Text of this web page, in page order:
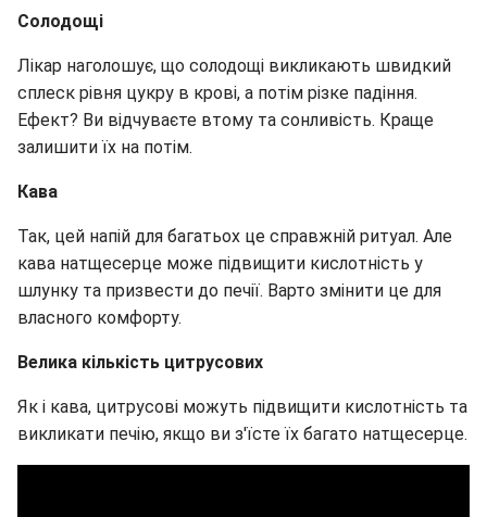
Солодощі
Лікар наголошує, що солодощі викликають швидкий
сплеск рівня цукру в крові, а потім різке падіння.
Ефект? Ви відчуваєте втому та сонливість. Краще
залишити їх на потім.
Кава
Так, цей напій для багатьох це справжній ритуал. Але
кава натщесерце може підвищити кислотність у
шлунку та призвести до печії. Варто змінити це для
власного комфорту.
Велика кількість цитрусових
Як і кава, цитрусові можуть підвищити кислотність та
викликати печію, якщо ви з'їсте їх багато натщесерце.